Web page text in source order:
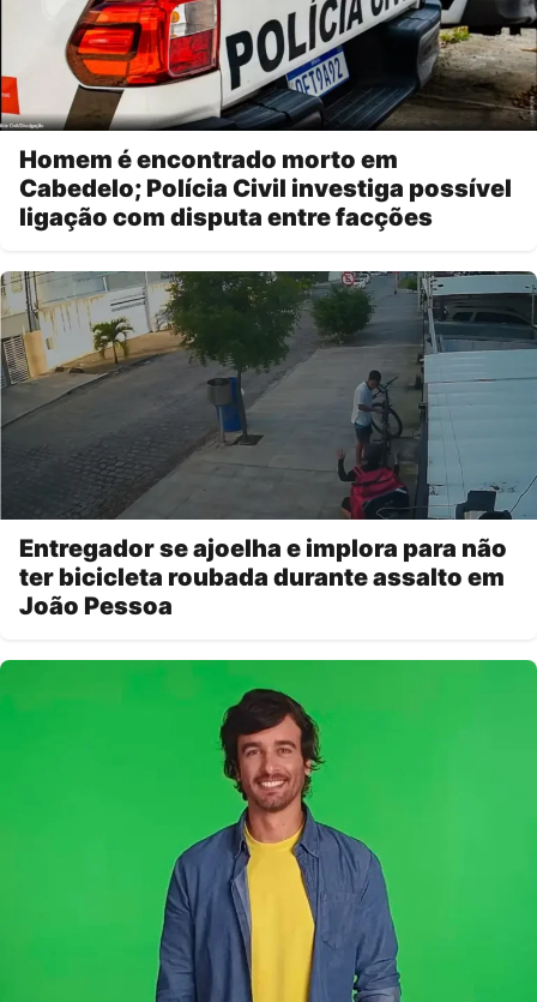
Homem é encontrado morto em
Cabedelo; Polícia Civil investiga possível
ligação com disputa entre facções
Entregador se ajoelha e implora para não
ter bicicleta roubada durante assalto em
João Pessoa